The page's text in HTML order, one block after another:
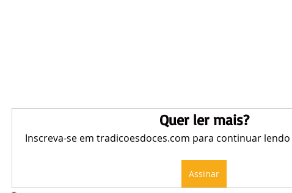
Quer ler mais?
Inscreva-se em tradicoesdoces.com para continuar
Assinar